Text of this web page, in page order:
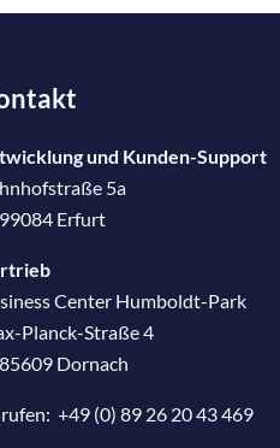
und Kunden-Support
5a
Erfurt
Center Humboldt-Park
Planck-Straße 4
Dornach
+49 (0) 89 26 20 43 469